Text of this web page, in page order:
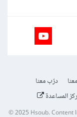
درّب معنا
المساعدة
© 2025Hsoub.